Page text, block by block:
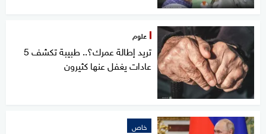
علوم
تريد إطالة عمرك؟.. طبيبة تكشف 5
عادات يغفل عنها كثيرون
خاص